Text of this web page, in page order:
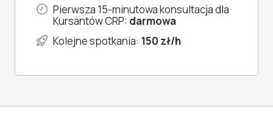
Pierwsza 15-minutowa konsultacja dla
Kursantów CRP: darmowa
Kolejne spotkania: 150 zł/h